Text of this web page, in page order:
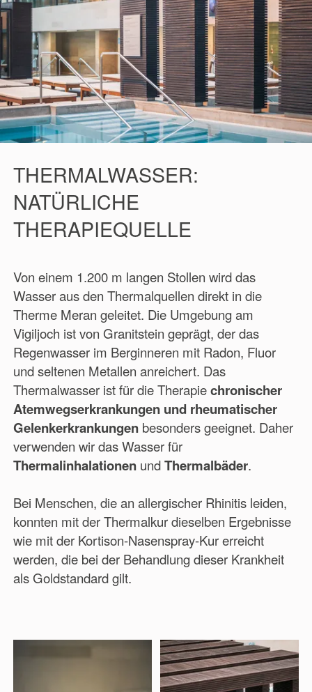
THERMALWASSER:
NATÜRLICHE
THERAPIEQUELLE
Von einem 1.200 m langen Stollen wird das
Wasser aus den Thermalquellen direkt in die
Therme Meran geleitet. Die Umgebung am
Vigiljoch ist von Granitstein geprägt, der das
Regenwasser im Berginneren mit Radon, Fluor
und seltenen Metallen anreichert. Das
Thermalwasser ist für die Therapiechronischer
Atemwegserkrankungen und rheumatischer
Gelenkerkrankungenbesonders geeignet. Daher
verwenden wir das Wasser für
ThermalinhalationenundThermalbäder.
Bei Menschen, die an allergischer Rhinitis leiden,
konnten mit der Thermalkur dieselben Ergebnisse
wie mit der Kortison-Nasenspray-Kur erreicht
werden, die bei der Behandlung dieser Krankheit
als Goldstandard gilt.